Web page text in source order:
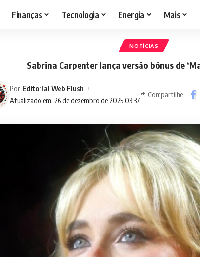
Finanças Tecnologia Energia Mais
NOTÍCIAS
Sabrina Carpenter lança versão bônus de
Atualizado em: 26 de dezembro de 2025 03:37
Por Editorial Web Flush
Compartilhe